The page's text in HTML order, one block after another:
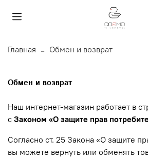
Главная Обмен и возврат
Обмен и возврат
Наш интернет-магазин работает в
с Законом «О защите прав
Согласно ст. 25 Закона «О защите
вы можете вернуть или обменять